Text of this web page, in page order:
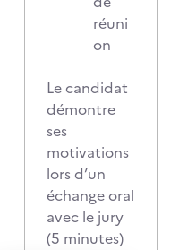
réuni
on
Le candidat
démontre
ses
motivations
lors d’un
échange oral
avec le jury
(5 minutes)